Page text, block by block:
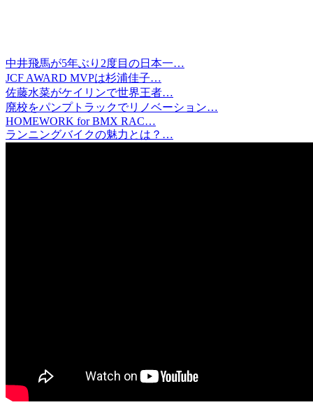
中井飛馬が5年ぶり2度目の日本一…
JCF AWARD MVPは杉浦佳子…
佐藤水菜がケイリンで世界王者…
廃校をパンプトラックでリノベーション…
HOMEWORK for BMX RAC…
ランニングバイクの魅力とは？…